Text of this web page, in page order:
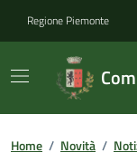
Regione Piemonte
Home / Novità /